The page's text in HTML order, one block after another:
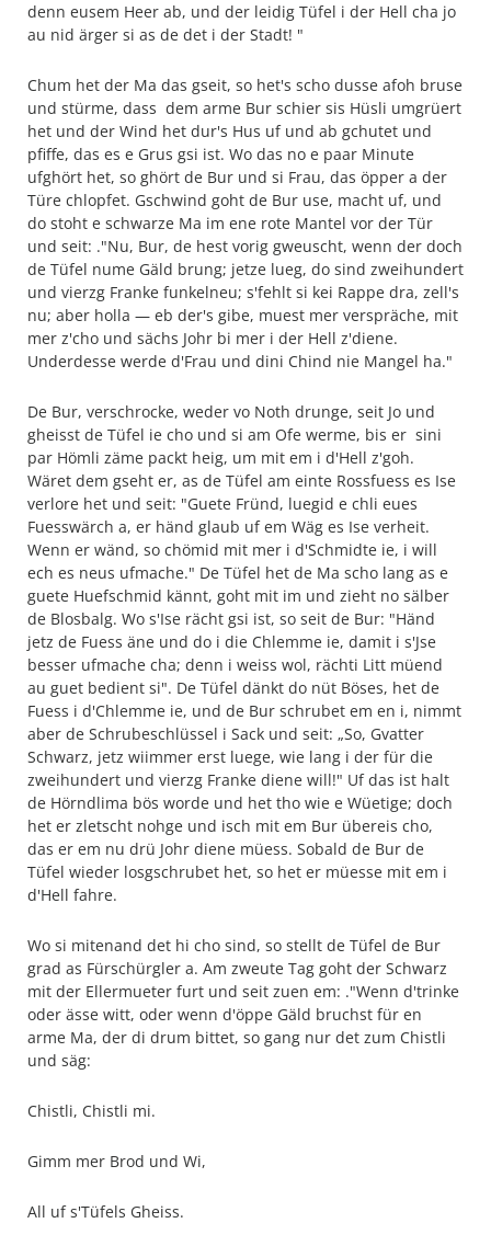
denn eusem Heer ab, und der leidig Tüfel i der Hell cha jo
au nid ärger si as de det i der Stadt! "
Chum het der Ma das gseit, so het's scho dusse afoh bruse
und stürme, dass dem arme Bur schier sis Hüsli umgrüert
het und der Wind het dur's Hus uf und ab gchutet und
pfiffe, das es e Grus gsi ist. Wo das no e paar Minute
ufghört het, so ghört de Bur und si Frau, das öpper a der
Türe chlopfet. Gschwind goht de Bur use, macht uf, und
do stoht e schwarze Ma im ene rote Mantel vor der Tür
und seit: ."Nu, Bur, de hest vorig gweuscht, wenn der doch
de Tüfel nume Gäld brung; jetze lueg, do sind zweihundert
und vierzg Franke funkelneu; s'fehlt si kei Rappe dra, zell's
nu; aber holla — eb der's gibe, muest mer verspräche, mit
mer z'cho und sächs Johr bi mer i der Hell z'diene.
Underdesse werde d'Frau und dini Chind nie Mangel ha."
De Bur, verschrocke, weder vo Noth drunge, seit Jo und
gheisst de Tüfel ie cho und si am Ofe werme, bis er sini
par Hömli zäme packt heig, um mit em i d'Hell z'goh.
Wäret dem gseht er, as de Tüfel am einte Rossfuess es Ise
verlore het und seit: "Guete Fründ, luegid e chli eues
Fuesswärch a, er händ glaub uf em Wäg es Ise verheit.
Wenn er wänd, so chömid mit mer i d'Schmidte ie, i will
ech es neus ufmache." De Tüfel het de Ma scho lang as e
guete Huefschmid kännt, goht mit im und zieht no sälber
de Blosbalg. Wo s'Ise rächt gsi ist, so seit de Bur: "Händ
jetz de Fuess äne und do i die Chlemme ie, damit i s'Jse
besser ufmache cha; denn i weiss wol, rächti Litt müend
au guet bedient si". De Tüfel dänkt do nüt Böses, het de
Fuess i d'Chlemme ie, und de Bur schrubet em en i, nimmt
aber de Schrubeschlüssel i Sack und seit: „So, Gvatter
Schwarz, jetz wiimmer erst luege, wie lang i der für die
zweihundert und vierzg Franke diene will!" Uf das ist halt
de Hörndlima bös worde und het tho wie e Wüetige; doch
het er zletscht nohge und isch mit em Bur übereis cho,
das er em nu drü Johr diene müess. Sobald de Bur de
Tüfel wieder losgschrubet het, so het er müesse mit em i
d'Hell fahre.
Wo si mitenand det hi cho sind, so stellt de Tüfel de Bur
grad as Fürschürgler a. Am zweute Tag goht der Schwarz
mit der Ellermueter furt und seit zuen em: ."Wenn d'trinke
oder ässe witt, oder wenn d'öppe Gäld bruchst für en
arme Ma, der di drum bittet, so gang nur det zum Chistli
und säg:
Chistli, Chistli mi.
Gimm mer Brod und Wi,
All uf s'Tüfels Gheiss.